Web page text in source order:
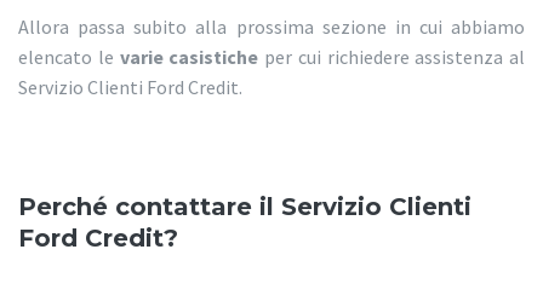
Allora passa subito alla prossima sezione in cui abbiamo
elencato le varie casistiche per cui richiedere assistenza al
Servizio Clienti Ford Credit.
Perché contattare il Servizio Clienti
Ford Credit?